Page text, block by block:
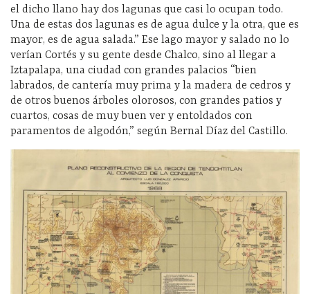
el dicho llano hay dos lagunas que casi lo ocupan todo.
Una de estas dos lagunas es de agua dulce y la otra, que es
mayor, es de agua salada.” Ese lago mayor y salado no lo
verían Cortés y su gente desde Chalco, sino al llegar a
Iztapalapa, una ciudad con grandes palacios “bien
labrados, de cantería muy prima y la madera de cedros y
de otros buenos árboles olorosos, con grandes patios y
cuartos, cosas de muy buen ver y entoldados con
paramentos de algodón,” según Bernal Díaz del Castillo.